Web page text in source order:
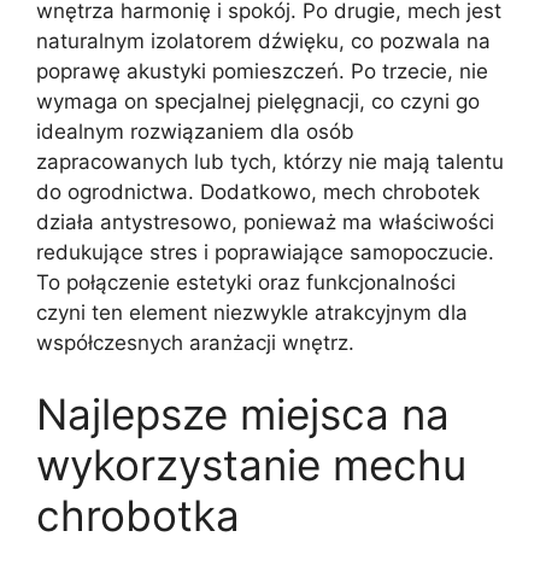
wnętrza harmonię i spokój. Po drugie, mech jest
naturalnym izolatorem dźwięku, co pozwala na
poprawę akustyki pomieszczeń. Po trzecie, nie
wymaga on specjalnej pielęgnacji, co czyni go
idealnym rozwiązaniem dla osób
zapracowanych lub tych, którzy nie mają talentu
do ogrodnictwa. Dodatkowo, mech chrobotek
działa antystresowo, ponieważ ma właściwości
redukujące stres i poprawiające samopoczucie.
To połączenie estetyki oraz funkcjonalności
czyni ten element niezwykle atrakcyjnym dla
współczesnych aranżacji wnętrz.
Najlepsze miejsca na
wykorzystanie mechu
chrobotka